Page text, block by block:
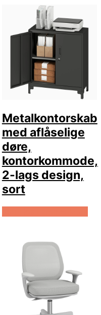
Metalkontorskab
med aflåselige
døre,
kontorkommode,
2-lags design,
sort